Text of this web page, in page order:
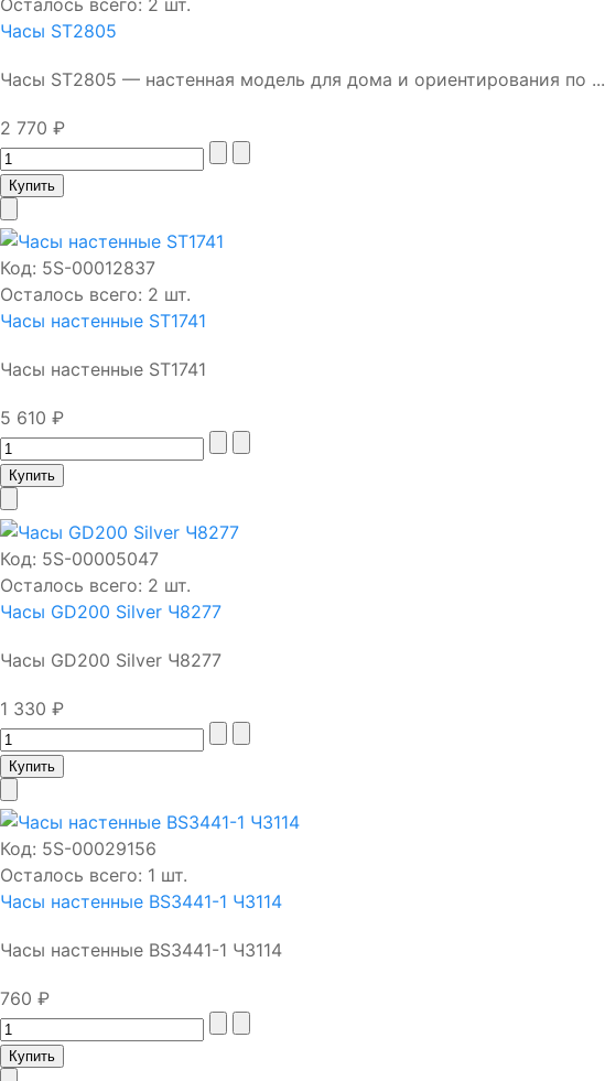
Часы ST2805
Часы ST2805 — настенная модель для дома и ориентирования по ...
2 770 ₽
Код: 5S-00012837
Осталось всего: 2 шт.
Часы настенные ST1741
Часы настенные ST1741
5 610 ₽
Код: 5S-00005047
Осталось всего: 2 шт.
Часы GD200 Silver Ч8277
Часы GD200 Silver Ч8277
1 330 ₽
Код: 5S-00029156
Осталось всего: 1 шт.
Часы настенные BS3441-1 Ч3114
Часы настенные BS3441-1 Ч3114
760 ₽